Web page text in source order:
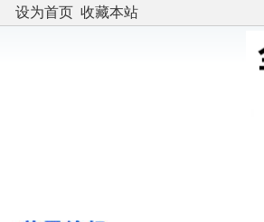
设为首页 收藏本站